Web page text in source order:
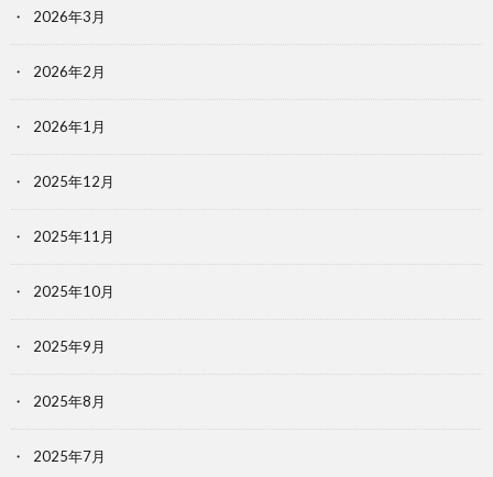
2026年3月
2026年2月
2026年1月
2025年12月
2025年11月
2025年10月
2025年9月
2025年8月
2025年7月